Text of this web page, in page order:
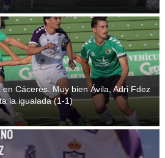
Cáceres. Muy bien Ávila, Adri Fdez
la igualada (1-1)